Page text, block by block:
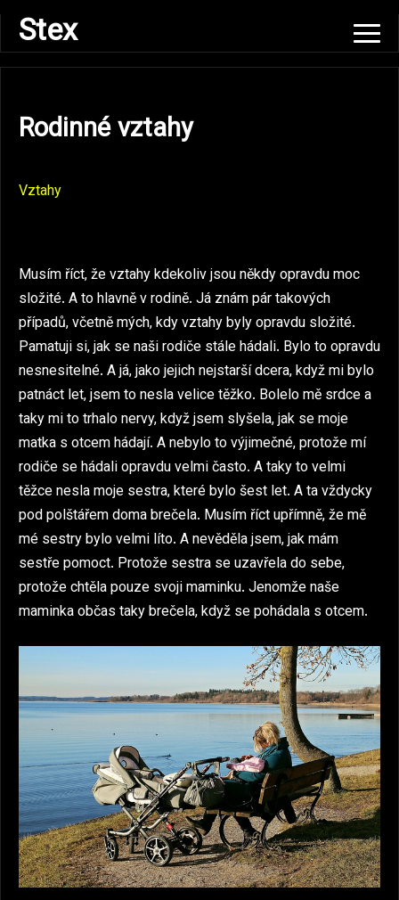
Skip
content
Stex
Rodinné vztahy
Vztahy
Musím říct, že vztahy kdekoliv jsou někdy opravdu moc
složité. A to hlavně v rodině. Já znám pár takových
případů, včetně mých, kdy vztahy byly opravdu složité.
Pamatuji si, jak se naši rodiče stále hádali. Bylo to opravdu
nesnesitelné. A já, jako jejich nejstarší dcera, když mi bylo
patnáct let, jsem to nesla velice těžko. Bolelo mě srdce a
taky mi to trhalo nervy, když jsem slyšela, jak se moje
matka s otcem hádají. A nebylo to výjimečné, protože mí
rodiče se hádali opravdu velmi často. A taky to velmi
těžce nesla moje sestra, které bylo šest let. A ta vždycky
pod polštářem doma brečela. Musím říct upřímně, že mě
mé sestry bylo velmi líto. A nevěděla jsem, jak mám
sestře pomoct. Protože sestra se uzavřela do sebe,
protože chtěla pouze svoji maminku. Jenomže naše
maminka občas taky brečela, když se pohádala s otcem.